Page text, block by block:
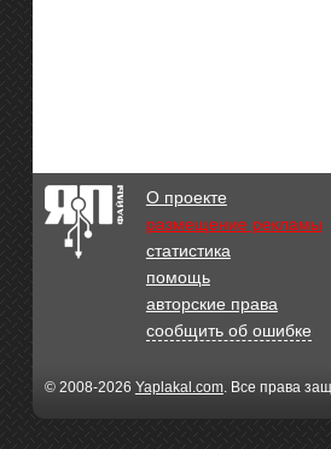
1280x845
57
О проекте
размещение рекламы
статистика
помощь
авторские права
сообщить об ошибке
© 2008-2026 Yaplakal.com. Все права